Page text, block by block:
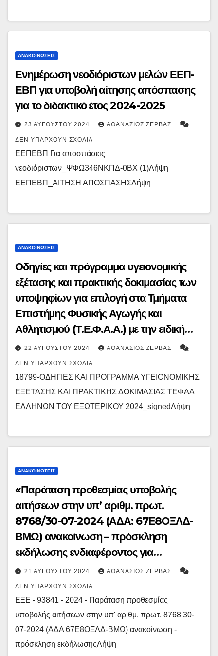
ΑΝΑΚΟΙΝΏΣΕΙΣ
Ενημέρωση νεοδιόριστων μελών ΕΕΠ-
ΕΒΠ για υποβολή αίτησης απόσπασης
για το διδακτικό έτος 2024-2025
23 ΑΥΓΟΎΣΤΟΥ 2024 ΑΘΑΝΆΣΙΟΣ ΖΈΡΒΑΣ
ΔΕΝ ΥΠΆΡΧΟΥΝ ΣΧΌΛΙΑ
ΕΕΠΕΒΠ Για αποσπάσεις
νεοδιόριστων_ΨΦΩ346ΝΚΠΔ-0ΒΧ (1)Λήψη
ΕΕΠΕΒΠ_ΑΙΤΗΣΗ ΑΠΟΣΠΑΣΗΣΛήψη
ΑΝΑΚΟΙΝΏΣΕΙΣ
Οδηγίες και πρόγραμμα υγειονομικής
εξέτασης και πρακτικής δοκιμασίας των
υποψηφίων για επιλογή στα Τμήματα
Επιστήμης Φυσικής Αγωγής και
Αθλητισμού (Τ.Ε.Φ.Α.Α.) με την ειδική
κατηγορία «Ελλήνων του εξωτερικού και
τέκνων Ελλήνων υπαλλήλων που
υπηρετούν στο εξωτερικό» και
υποψηφίων των Επαναληπτικών
Πανελλαδικών Εξετάσεων ΓΕΛ και
τριτοβάθμια εκπαίδευση το ακαδημαϊκό
22 ΑΥΓΟΎΣΤΟΥ 2024 ΑΘΑΝΆΣΙΟΣ ΖΈΡΒΑΣ
ΔΕΝ ΥΠΆΡΧΟΥΝ ΣΧΌΛΙΑ
18799-ΟΔΗΓΙΕΣ ΚΑΙ ΠΡΟΓΡΑΜΜΑ ΥΓΕΙΟΝΟΜΙΚΗΣ
ΕΞΕΤΑΣΗΣ ΚΑΙ ΠΡΑΚΤΙΚΗΣ ΔΟΚΙΜΑΣΙΑΣ ΤΕΦΑΑ
ΕΛΛΗΝΩΝ ΤΟΥ ΕΞΩΤΕΡΙΚΟΥ 2024_signedΛήψη
ΑΝΑΚΟΙΝΏΣΕΙΣ
«Παράταση προθεσμίας υποβολής
αιτήσεων στην υπ’ αριθμ. πρωτ.
8768/30-07-2024 (ΑΔΑ: 67Ε8ΟΞΛΔ-
ΒΜΩ) ανακοίνωση – πρόσκληση
εκδήλωσης ενδιαφέροντος για
αποσπάσεις εκπαιδευτικών σε θέσεις
επιστημονικού προσωπικού στο
Ινστιτούτο Εκπαιδευτικής Πολιτικής
(Ι.Ε.Π.)»
21 ΑΥΓΟΎΣΤΟΥ 2024 ΑΘΑΝΆΣΙΟΣ ΖΈΡΒΑΣ
ΔΕΝ ΥΠΆΡΧΟΥΝ ΣΧΌΛΙΑ
ΕΞΕ - 93841 - 2024 - Παράταση προθεσμίας
υποβολής αιτήσεων στην υπ' αριθμ. πρωτ. 8768 30-
07-2024 (ΑΔΑ 67Ε8ΟΞΛΔ-ΒΜΩ) ανακοίνωση -
πρόσκληση εκδήλωσηςΛήψη